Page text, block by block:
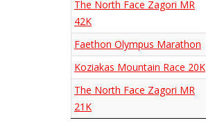
The North Face Zagori MR
42K
Faethon Olympus Marathon
Koziakas Mountain Race 20K
The North Face Zagori MR
21K